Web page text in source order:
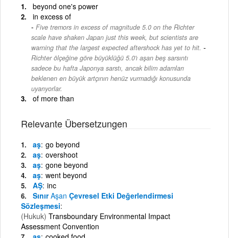
beyond one's power
in excess of
Five tremors in excess of magnitude 5.0 on the Richter
scale have shaken Japan just this week, but scientists are
warning that the largest expected aftershock has yet to hit. -
Richter ölçeğine göre büyüklüğü 5.0'ı aşan beş sarsıntı
sadece bu hafta Japonya sarstı, ancak bilim adamları
beklenen en büyük artçının henüz vurmadığı konusunda
uyarıyorlar.
of more than
Relevante Übersetzungen
aş go beyond
aş overshoot
aş gone beyond
aş went beyond
AŞ inc
SınırAşan Çevresel Etki Değerlendirmesi
Sözleşmesi
(Hukuk) Transboundary Environmental Impact
Assessment Convention